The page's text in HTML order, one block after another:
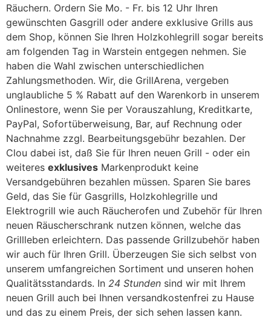
Räuchern. Ordern Sie Mo. - Fr. bis 12 Uhr Ihren
gewünschten Gasgrill oder andere exklusive Grills aus
dem Shop, können Sie Ihren Holzkohlegrill sogar bereits
am folgenden Tag in Warstein entgegen nehmen. Sie
haben die Wahl zwischen unterschiedlichen
Zahlungsmethoden. Wir, die GrillArena, vergeben
unglaubliche 5 % Rabatt auf den Warenkorb in unserem
Onlinestore, wenn Sie per Vorauszahlung, Kreditkarte,
PayPal, Sofortüberweisung, Bar, auf Rechnung oder
Nachnahme zzgl. Bearbeitungsgebühr bezahlen. Der
Clou dabei ist, daß Sie für Ihren neuen Grill - oder ein
weiteres exklusives Markenprodukt keine
Versandgebühren bezahlen müssen. Sparen Sie bares
Geld, das Sie für Gasgrills, Holzkohlegrille und
Elektrogrill wie auch Räucherofen und Zubehör für Ihren
neuen Räuscherschrank nutzen können, welche das
Grillleben erleichtern. Das passende Grillzubehör haben
wir auch für Ihren Grill. Überzeugen Sie sich selbst von
unserem umfangreichen Sortiment und unseren hohen
Qualitätsstandards. In 24 Stunden sind wir mit Ihrem
neuen Grill auch bei Ihnen versandkostenfrei zu Hause
und das zu einem Preis, der sich sehen lassen kann.